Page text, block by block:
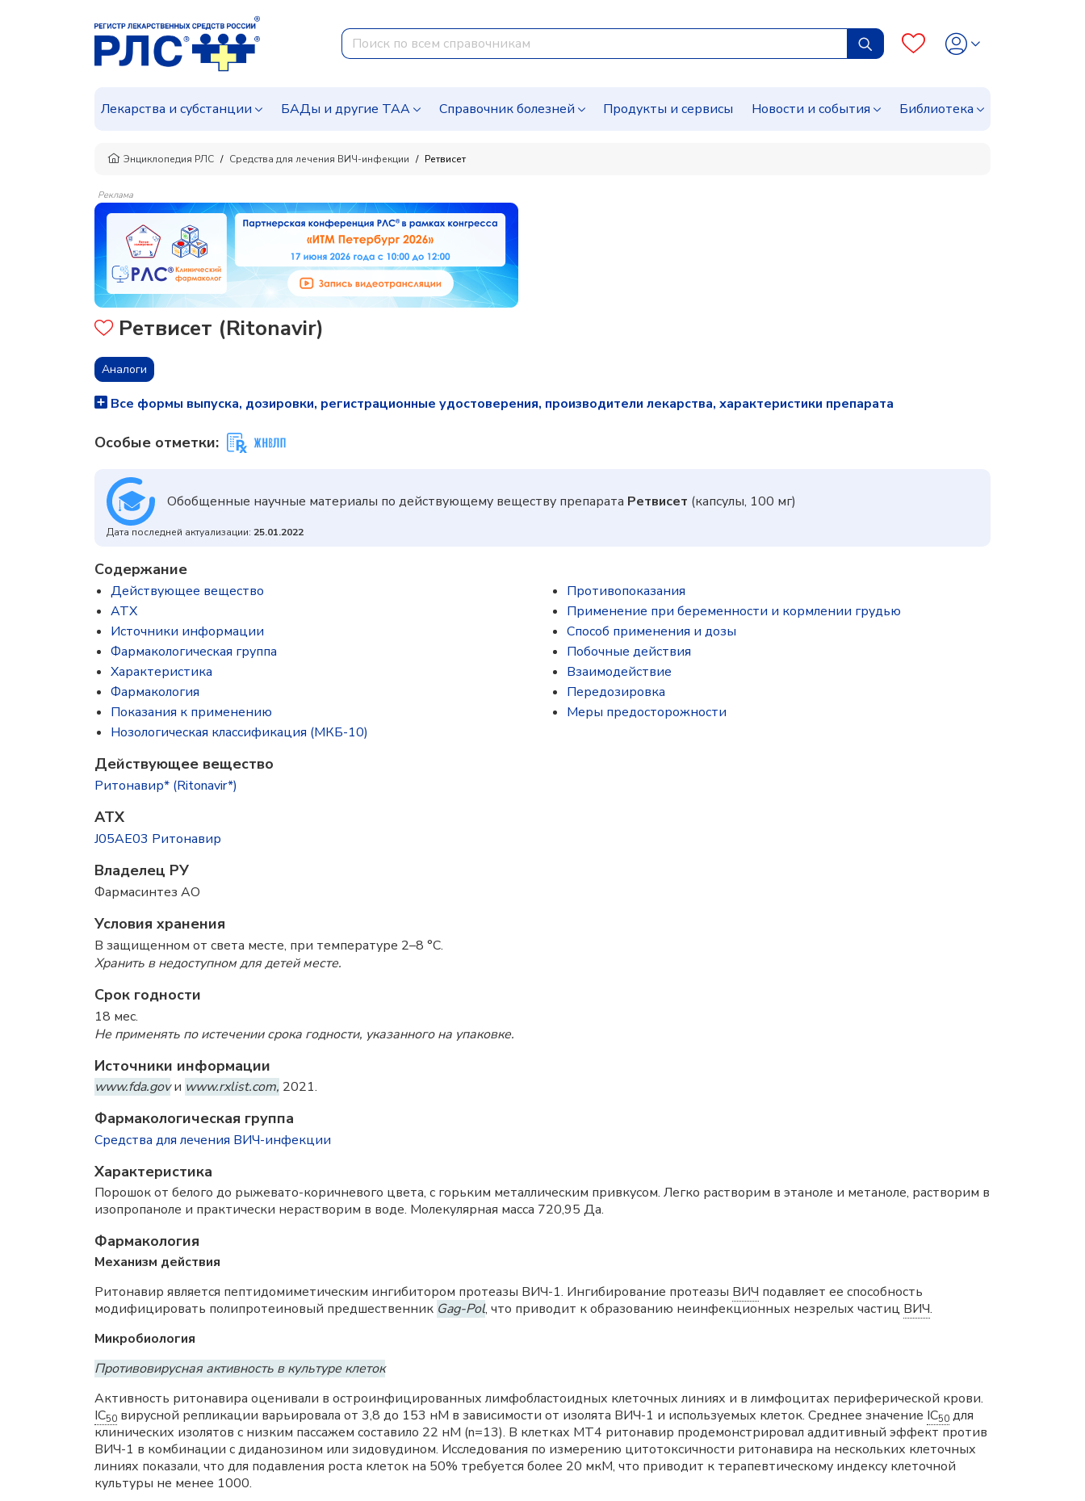
Лекарства и субстанции БАДы и другие ТАА Справочник болезней Продукты и сервисы Новости и события Библиотека
Энциклопедия РЛС Средства для лечения ВИЧ-инфекции Ретвисет
Реклама
Ретвисет (Ritonavir)
Аналоги
Все формы выпуска, дозировки, регистрационные удостоверения, производители лекарства, характеристики препарата
Особые отметки:
Обобщенные научные материалы по действующему веществу препарата Ретвисет (капсулы, 100 мг)
Дата последней актуализации: 25.01.2022
Содержание
Действующее вещество
ATX
Источники информации
Фармакологическая группа
Характеристика
Фармакология
Показания к применению
Нозологическая классификация (МКБ-10)
Противопоказания
Применение при беременности и кормлении грудью
Способ применения и дозы
Побочные действия
Взаимодействие
Передозировка
Меры предосторожности
Действующее вещество
Ритонавир* (Ritonavir*)
ATX
J05AE03 Ритонавир
Владелец РУ
Фармасинтез АО
Условия хранения
В защищенном от света месте, при температуре 2–8 °C.
Хранить в недоступном для детей месте.
Срок годности
18 мес.
Не применять по истечении срока годности, указанного на упаковке.
Источники информации
www.fda.govи www.rxlist.com, 2021.
Фармакологическая группа
Средства для лечения ВИЧ-инфекции
Характеристика
Порошок от белого до рыжевато-коричневого цвета, с горьким металлическим привкусом. Легко растворим в этаноле и метаноле, растворим в
изопропаноле и практически нерастворим в воде. Молекулярная масса 720,95 Да.
Фармакология
Механизм действия
Ритонавир является пептидомиметическим ингибитором протеазы ВИЧ-1. Ингибирование протеазы ВИЧ подавляет ее способность
модифицировать полипротеиновый предшественник Gag-Pol, что приводит к образованию неинфекционных незрелых частиц ВИЧ.
Микробиология
Противовирусная активность в культуре клеток
Активность ритонавира оценивали в остроинфицированных лимфобластоидных клеточных линиях и в лимфоцитах периферической крови.
IC50 вирусной репликации варьировала от 3,8 до 153 нМ в зависимости от изолята ВИЧ-1 и используемых клеток. Среднее значение IC50 для
клинических изолятов с низким пассажем составило 22 нМ (n=13). В клетках MT4 ритонавир продемонстрировал аддитивный эффект против
ВИЧ-1 в комбинации с диданозином или зидовудином. Исследования по измерению цитотоксичности ритонавира на нескольких клеточных
линиях показали, что для подавления роста клеток на 50% требуется более 20 мкМ, что приводит к терапевтическому индексу клеточной
культуры не менее 1000.